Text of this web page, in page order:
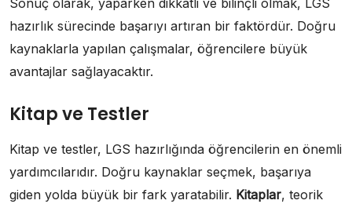
Sonuç olarak, yaparken dikkatli ve bilinçli olmak, LGS
hazırlık sürecinde başarıyı artıran bir faktördür. Doğru
kaynaklarla yapılan çalışmalar, öğrencilere büyük
avantajlar sağlayacaktır.
Kitap ve Testler
Kitap ve testler, LGS hazırlığında öğrencilerin en önemli
yardımcılarıdır. Doğru kaynaklar seçmek, başarıya
giden yolda büyük bir fark yaratabilir. Kitaplar, teorik